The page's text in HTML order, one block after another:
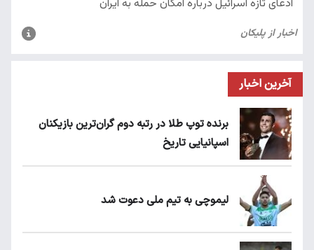
آخرین اخبار
برنده توپ طلا در رتبه دوم گران‌ترین بازیکنان
اسپانیایی تاریخ
لیموچی به تیم ملی دعوت شد